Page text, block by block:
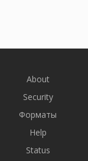
About
Security
Форматы
Help
Status